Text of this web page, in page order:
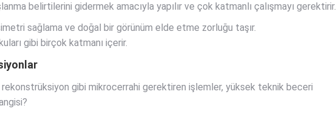
belirtilerini gidermek amacıyla yapılır ve çok katmanlı çalışmayı gerektirir.
sağlama ve doğal bir görünüm elde etme zorluğu taşır.
gibi birçok katmanı içerir.
rekonstrüksiyon gibi mikrocerrahi gerektiren işlemler, yüksek teknik beceri